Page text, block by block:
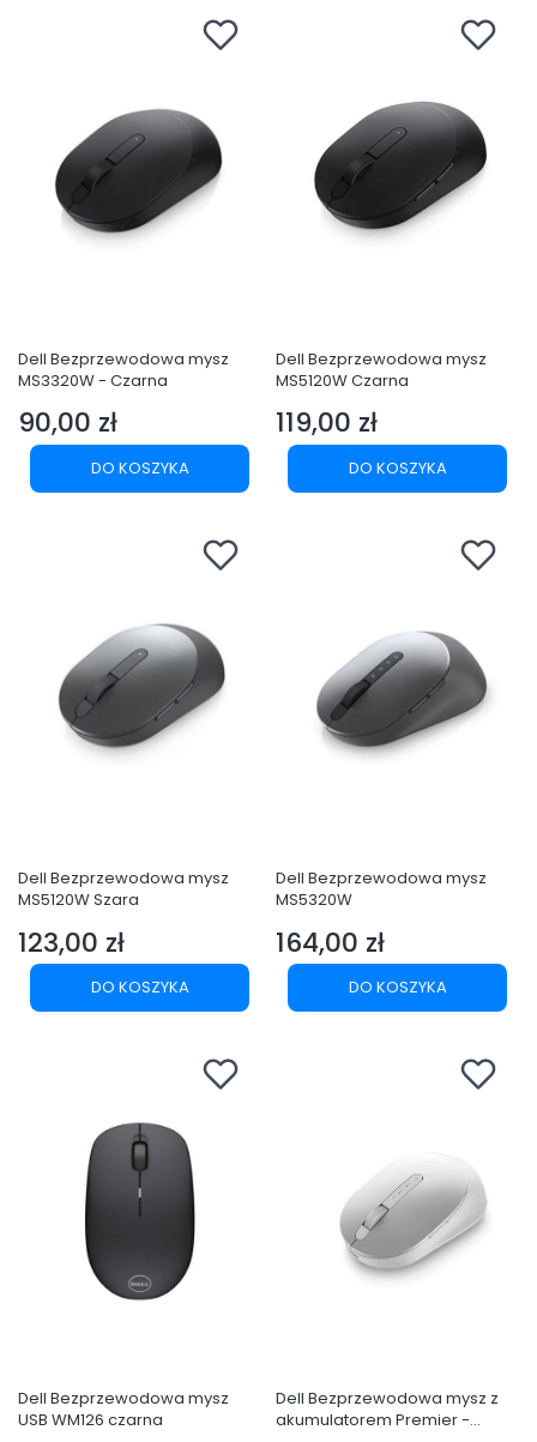
Dell Bezprzewodowa mysz
MS3320W - Czarna
Cena
90,00 zł
DO KOSZYKA
Dell Bezprzewodowa mysz
MS5120W Czarna
Cena
119,00 zł
DO KOSZYKA
Dell Bezprzewodowa mysz
MS5120W Szara
Cena
123,00 zł
DO KOSZYKA
Dell Bezprzewodowa mysz
MS5320W
Cena
164,00 zł
DO KOSZYKA
Dell Bezprzewodowa mysz
USB WM126 czarna
Dell Bezprzewodowa mysz z
akumulatorem Premier -